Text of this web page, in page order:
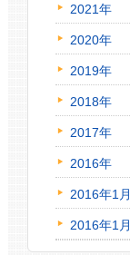
2021年
2020年
2019年
2018年
2017年
2016年
2016年1
2016年1